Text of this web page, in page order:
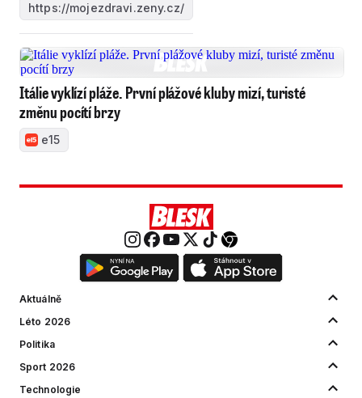
https://mojezdravi.zeny.cz/
Itálie vyklízí pláže. První plážové kluby mizí, turisté
změnu pocítí brzy
e15
Aktuálně
Léto 2026
Politika
Sport 2026
Technologie